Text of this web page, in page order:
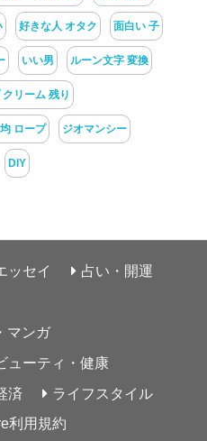
好きな人 オタク 面白い 子
いい男 ルーン文字 変換
リーム 残り
ロープ ジオマンシー
DIY
ッセイ
占い・開運
マンガ
ューティ・健康
済
ライフスタイル
利用規約